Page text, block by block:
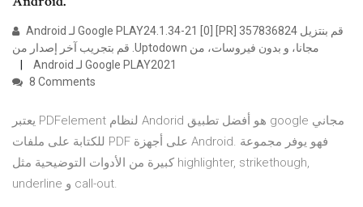
مجانا، و بدون فيروسات، من Uptodown. قم بتجريب آخر إصدار من
Google PLAY2021 لـ Android
8 Comments
يعتبر PDFelement لنظام Andorid هو أفضل تطبيق google مجاني
للكتابة على ملفات PDF على أجهزة Android. فهو يوفر مجموعة
كبيرة من الأدوات التوضيحية مثل highlighter, strikethough,
underline و call-out.